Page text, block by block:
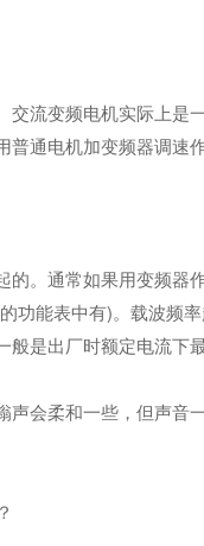
流变频电机实际上是
通电机加变频器调速
。通常如果用变频器
功能表中有)。载波频
是出厂时额定电流下
会柔和一些，但声音